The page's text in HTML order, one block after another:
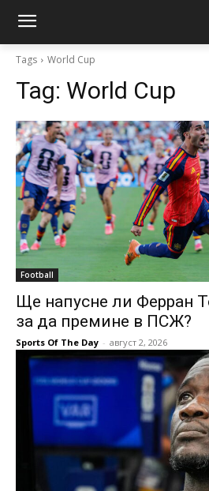
Tags World Cup
Tag: World Cup
Football
Ще напусне ли Ферран
за да премине в ПСЖ?
Sports Of The Day - август 2, 2026